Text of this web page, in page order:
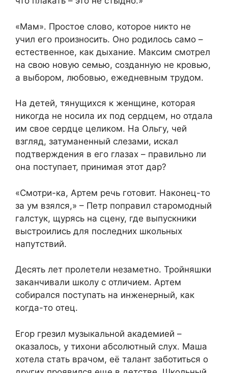
«Мам». Простое слово, которое никто не
учил его произносить. Оно родилось само –
естественное, как дыхание. Максим смотрел
на свою новую семью, созданную не кровью,
а выбором, любовью, ежедневным трудом.
На детей, тянущихся к женщине, которая
никогда не носила их под сердцем, но отдала
им свое сердце целиком. На Ольгу, чей
взгляд, затуманенный слезами, искал
подтверждения в его глазах – правильно ли
она поступает, принимая этот дар?
«Смотри-ка, Артем речь готовит. Наконец-то
за ум взялся,» – Петр поправил старомодный
галстук, щурясь на сцену, где выпускники
выстроились для последних школьных
напутствий.
Десять лет пролетели незаметно. Тройняшки
заканчивали школу с отличием. Артем
собирался поступать на инженерный, как
когда-то отец.
Егор грезил музыкальной академией –
оказалось, у тихони абсолютный слух. Маша
хотела стать врачом, её талант заботиться о